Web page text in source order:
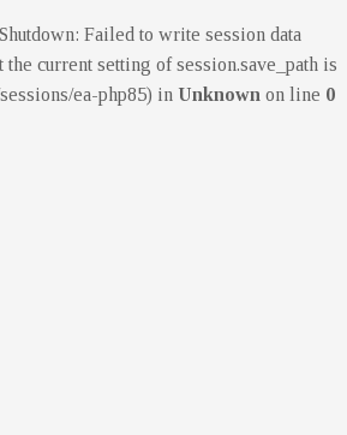
Failed to write session data
current setting of session.save_path is
ea-php85) in Unknown on line 0